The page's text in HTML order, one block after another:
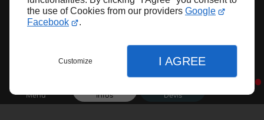
the use of Cookies from our providers Google
Facebook
.
Customize I AGREE
Menu Infos Devis